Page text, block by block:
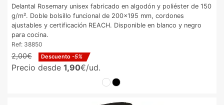
Delantal Rosemary unisex fabricado en algodón y poliéster de 150
g/m². Doble bolsillo funcional de 200x195 mm, cordones
ajustables y certificación REACH. Disponible en blanco y negro
para cocina.
Ref: 38850
2,00€ Descuento -5%
Precio desde 1,90€/ud.